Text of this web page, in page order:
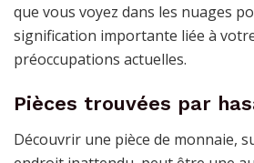
que vous voyez dans les nuages
signification importante liée à
préoccupations actuelles.
Pièces trouvées par
Découvrir une pièce de monnaie,